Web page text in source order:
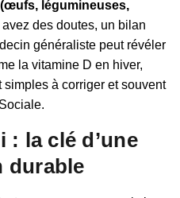
légumineuses,
des doutes, un bilan
généraliste peut révéler
la vitamine D en hiver,
à corriger et souvent
: la clé d’une
durable